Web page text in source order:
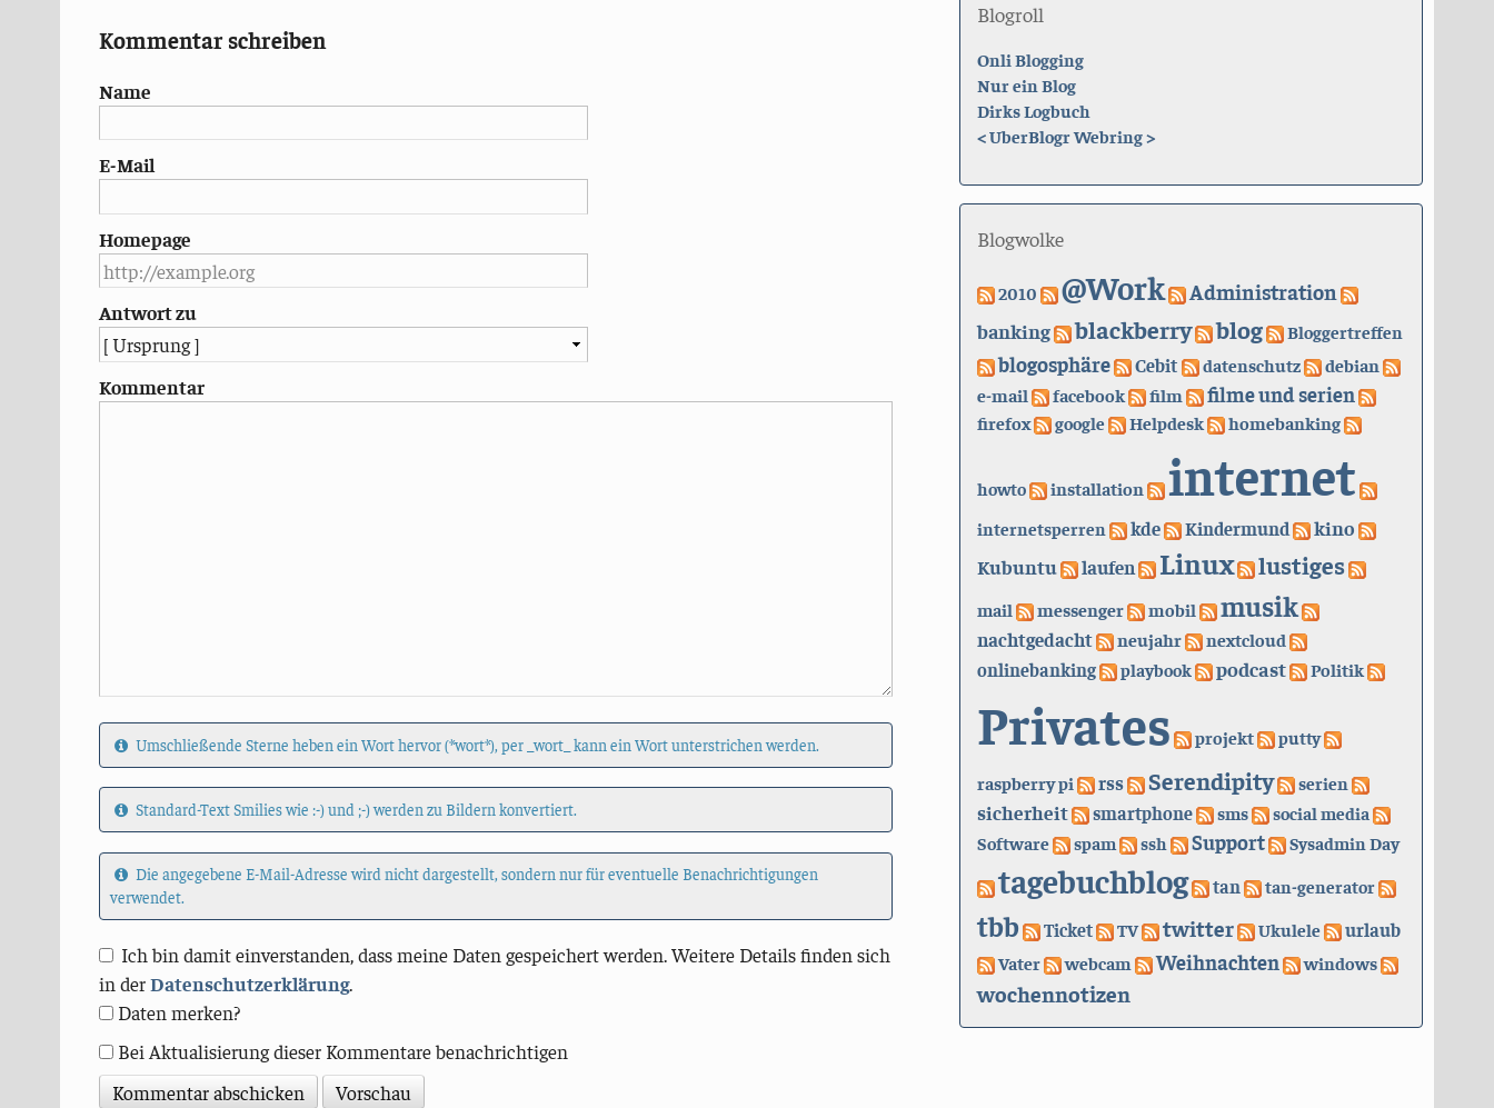
Kommentar schreiben
Name
E-Mail
Homepage
Antwort zu
Kommentar
Umschließende Sterne heben ein Wort hervor (*wort*), per _wort_ kann ein Wort unterstrichen werden.
Standard-Text Smilies wie :-) und ;-) werden zu Bildern konvertiert.
Die angegebene E-Mail-Adresse wird nicht dargestellt, sondern nur für eventuelle Benachrichtigungen
verwendet.
Ich bin damit einverstanden, dass meine Daten gespeichert werden. Weitere Details finden sich
in derDatenschutzerklärung.
Daten merken?
Bei Aktualisierung dieser Kommentare benachrichtigen
Blogroll
Onli Blogging
Nur ein Blog
Dirks Logbuch
<UberBlogr Webring>
Blogwolke
2010 @Work Administration
banking blackberry blog Bloggertreffen
blogosphäre Cebit datenschutz
debian
e-mail
facebook film filme und serien
firefox google Helpdesk homebanking
howto installation internet
internetsperren kde Kindermund
kino
Kubuntu
laufen Linux lustiges
mail messenger mobil musik
nachtgedacht neujahr nextcloud
onlinebanking playbook podcast Politik
Privates projekt putty
raspberry pi rss Serendipity serien
sicherheit smartphone sms
social media
Software
spam ssh Support Sysadmin Day
tagebuchblog tan tan-generator
tbb Ticket TV twitter Ukulele urlaub
Vater webcam Weihnachten windows
wochennotizen